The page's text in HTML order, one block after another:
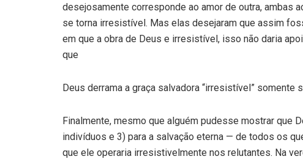
desejosamente corresponde ao amor de outra, ambas
se torna irresistível. Mas elas desejaram que assim
em que a obra de Deus e irresistível, isso não daria
que
Deus derrama a graça salvadora “irresistível” somente
Finalmente, mesmo que alguém pudesse mostrar que
indivíduos e 3) para a salvação eterna — de todos os
que ele operaria irresistivelmente nos relutantes. Na